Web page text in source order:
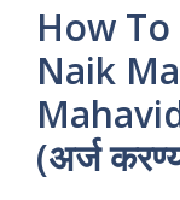
How
Naik
(अर्ज